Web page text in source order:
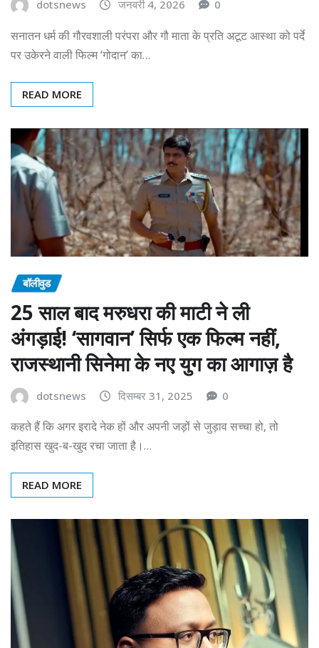
dotsnews जनवरी 4, 2026 0
सनातन धर्म की गौरवशाली परंपरा और गौ माता के प्रति अटूट आस्था को पर्दे
पर उकेरने वाली फिल्म ‘गोदान’ का…
READ MORE
बॉलीवुड
25 साल बाद मरुधरा की माटी ने ली
अंगड़ाई! ‘सागवान’ सिर्फ एक फिल्म नहीं,
राजस्थानी सिनेमा के नए युग का आगाज़ है
dotsnews दिसम्बर 31, 2025 0
कहते हैं कि अगर इरादे नेक हों और अपनी जड़ों से जुड़ाव सच्चा हो, तो
इतिहास खुद-ब-खुद रचा जाता है।…
READ MORE